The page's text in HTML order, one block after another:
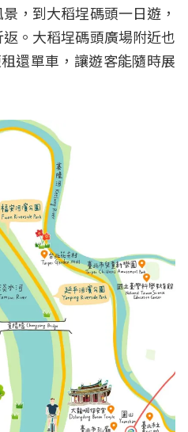
，到大稻埕碼頭一日遊，
。大稻埕碼頭廣場附近也
還單車，讓遊客能隨時展